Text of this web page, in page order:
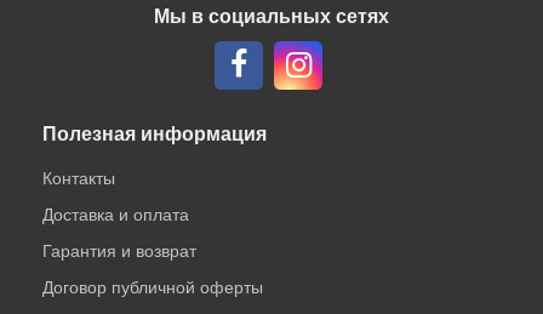
Мы в социальных сетях
Полезная информация
Контакты
Доставка и оплата
Гарантия и возврат
Договор публичной оферты